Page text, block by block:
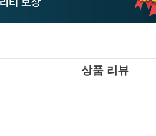
상품 리뷰